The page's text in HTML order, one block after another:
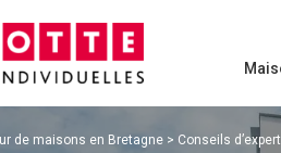
de maisons en Bretagne > Conseils